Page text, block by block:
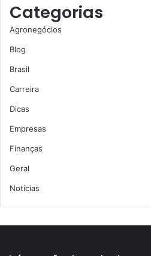
Categorias
Agronegócios
Blog
Brasil
Carreira
Dicas
Empresas
Finanças
Geral
Notícias